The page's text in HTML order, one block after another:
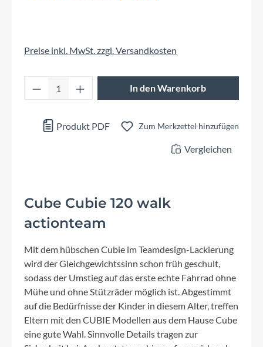
Preise inkl. MwSt. zzgl. Versandkosten
Produkt Anzahl: Gib den gewünschten
In den Warenkorb
Produkt PDF Zum Merkzettel hinzufügen
Vergleichen
Cube Cubie 120 walk
actionteam
Mit dem hübschen Cubie im Teamdesign-Lackierung
wird der Gleichgewichtssinn schon früh geschult,
sodass der Umstieg auf das erste echte Fahrrad ohne
Mühe und ohne Stützräder möglich ist. Abgestimmt
auf die Bedürfnisse der Kinder in diesem Alter, treffen
Eltern mit den CUBIE Modellen aus dem Hause Cube
eine gute Wahl. Sinnvolle Details tragen zur